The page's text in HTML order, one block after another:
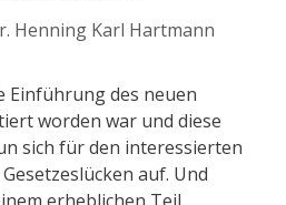
Henning Karl Hartmann
Einführung des neuen
worden war und diese
sich für den interessierten
auf. Und